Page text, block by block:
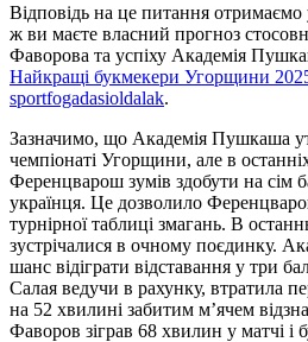
Відповідь на це питання
ж ви маєте власний прогноз
Фаворова та успіху Академія
Найкращі букмекери Угорщини
sportfogadasioldalak.
Зазначимо, що Академія Пушкаша
чемпіонаті Угорщини, але в
Ференцварош зумів здобути на сім
українця. Це дозволило
турнірної таблиці змагань. В
зустрічалися в очному поєдинку.
шанс відіграти відставання у три
Салая ведучи в рахунку, втратила
на 52 хвилині забитим м’ячем
Фаворов зіграв 68 хвилин у матчі і